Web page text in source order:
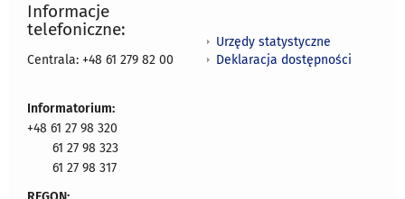
Informacje
telefoniczne:
Centrala: +48 61 279 82 00
Informatorium:
+48 61 27 98 320
61 27 98 323
61 27 98 317
Urzędy statystyczne
Deklaracja dostępności